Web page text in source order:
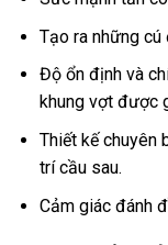
Tạo ra những
Độ ổn định và
khung vợt được
Thiết kế chuyên
trí cầu sau.
Cảm giác đánh